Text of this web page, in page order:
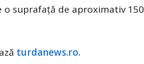
suprafață de aproximativ 150
turdanews.ro.